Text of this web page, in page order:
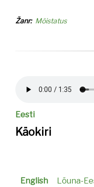
Žanr Mõistatus
Eesti
Käokiri
English Lõuna-